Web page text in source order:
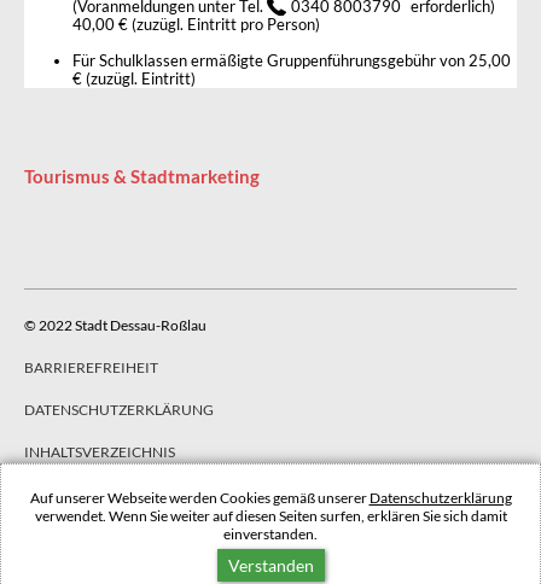
Auf unserer Webseite werden Cookies gemäß unserer Datenschutzerklärung
verwendet. Wenn Sie weiter auf diesen Seiten surfen, erklären Sie sich damit
einverstanden.
Verstanden
(Voranmeldungen unter Tel.
0340 8003790 erforderlich)
40,00 € (zuzügl. Eintritt pro Person)
Für Schulklassen ermäßigte Gruppenführungsgebühr von 25,00
€ (zuzügl. Eintritt)
Tourismus & Stadtmarketing
© 2022 Stadt Dessau-Roßlau
BARRIEREFREIHEIT
DATENSCHUTZERKLÄRUNG
INHALTSVERZEICHNIS
IMPRESSUM
NACH OBEN